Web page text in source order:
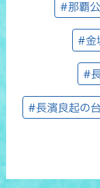
#那覇
#金
#
#長濱良起の